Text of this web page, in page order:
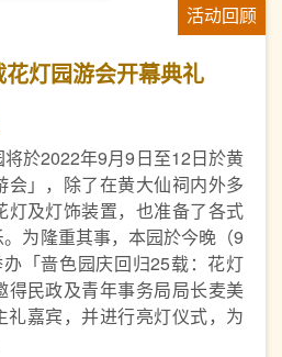
活动回顾
灯园游会开幕典礼
於2022年9月9日至12日於黄
会」，除了在黄大仙祠内外多
灯及灯饰装置，也准备了各式
为隆重其事，本园於今晚（9
「啬色园庆回归25载：花灯
得民政及青年事务局局长麦美
礼嘉宾，并进行亮灯仪式，为